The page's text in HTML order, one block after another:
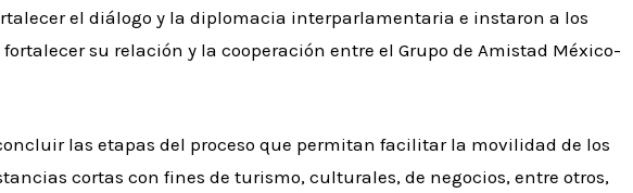
el diálogo y la diplomacia interparlamentaria e instaron a los
su relación y la cooperación entre el Grupo de Amistad México-
las etapas del proceso que permitan facilitar la movilidad de los
cortas con fines de turismo, culturales, de negocios, entre otros,